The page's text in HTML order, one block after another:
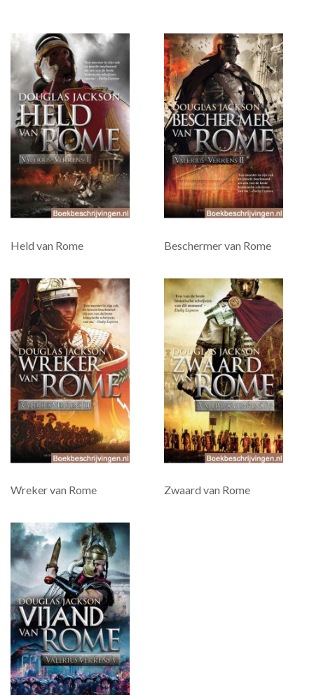
Held van Rome Beschermer van Rome
Wreker van Rome Zwaard van Rome